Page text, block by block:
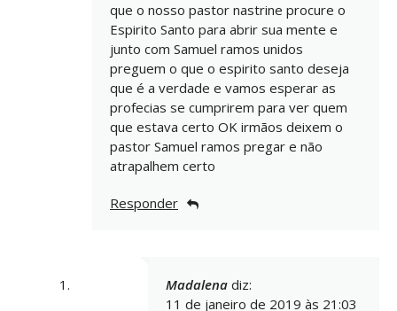
que o nosso pastor nastrine procure o
Espirito Santo para abrir sua mente e
junto com Samuel ramos unidos
preguem o que o espirito santo deseja
que é a verdade e vamos esperar as
profecias se cumprirem para ver quem
que estava certo OK irmãos deixem o
pastor Samuel ramos pregar e não
atrapalhem certo
Responder
Madalena diz:
11 de janeiro de 2019 às 21:03